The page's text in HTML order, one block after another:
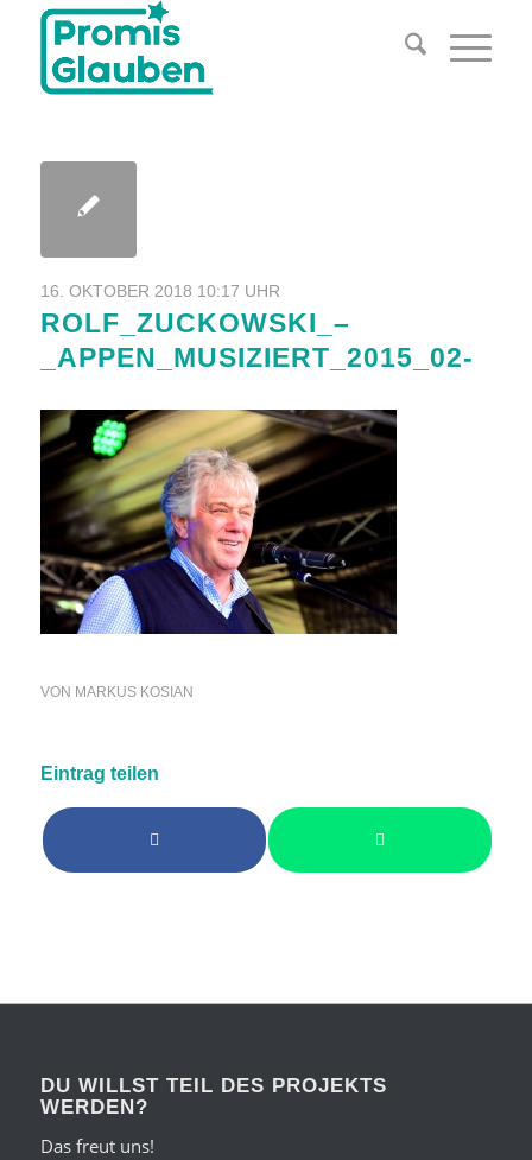
16. OKTOBER 2018 10:17 UHR
ROLF_ZUCKOWSKI_–
_APPEN_MUSIZIERT_2015_02-
VON MARKUS KOSIAN
Eintrag teilen
DU WILLST TEIL DES PROJEKTS
WERDEN?
Das freut uns!